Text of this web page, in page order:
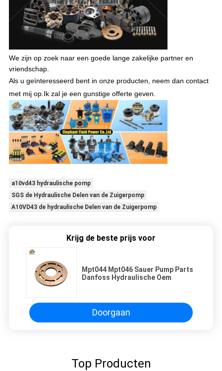
We zijn op zoek naar een goede lange zakelijke partner en
vriendschap.
Als u geïnteresseerd bent in onze producten, neem dan contact
met mij op.Ik zal je een gunstige offerte geven.
a10vd43 hydraulische pomp
SGS de Hydraulische Delen van de Zuigerpomp
A10VD43 de hydraulische Delen van de Zuigerpomp
Krijg de beste prijs voor
Mpt044 Mpt046 Sauer Pump Parts
Danfoss Hydraulische Oem
Doorgaan
Top Producten